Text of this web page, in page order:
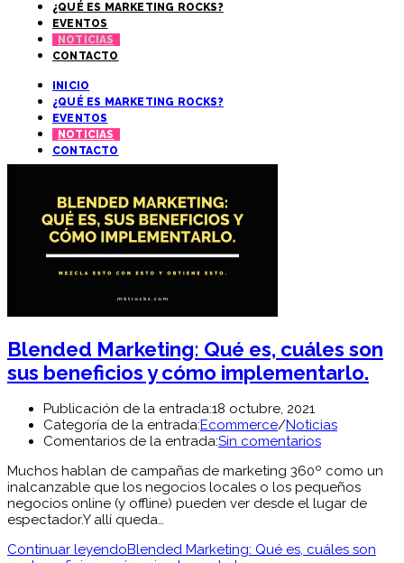
¿QUÉ ES MARKETING ROCKS?
EVENTOS
NOTICIAS
CONTACTO
INICIO
¿QUÉ ES MARKETING ROCKS?
EVENTOS
NOTICIAS
CONTACTO
Blended Marketing: Qué es, cuáles son
sus beneficios y cómo implementarlo.
Publicación de la entrada:18 octubre, 2021
Categoría de la entrada:Ecommerce/Noticias
Comentarios de la entrada:Sin comentarios
Muchos hablan de campañas de marketing 360º como un
inalcanzable que los negocios locales o los pequeños
negocios online (y offline) pueden ver desde el lugar de
espectador.Y allí queda…
Continuar leyendoBlended Marketing: Qué es, cuáles son